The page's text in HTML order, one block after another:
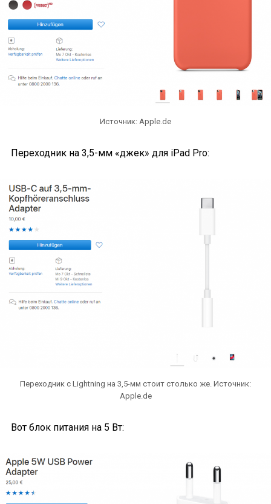
Источник: Apple.de
Переходник на 3,5-мм «джек» для iPad Pro:
Переходник с Lightning на 3,5-мм стоит столько же. Источник:
Apple.de
Вот блок питания на 5 Вт: